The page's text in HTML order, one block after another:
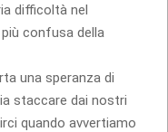
difficoltà nel
confusa della
una speranza di
staccare dai nostri
quando avvertiamo